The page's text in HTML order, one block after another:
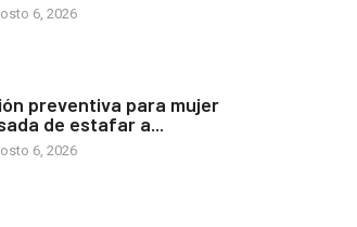
6, 2026
preventiva para mujer
de estafar a...
6, 2026